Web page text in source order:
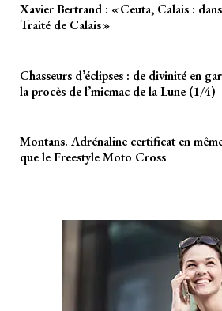
Xavier Bertrand : « Ceuta, Calais :
Traité de Calais »
Chasseurs d’éclipses : de divinité en
la procès de l’micmac de la Lune (1/4)
Montans. Adrénaline certificat en
que le Freestyle Moto Cross